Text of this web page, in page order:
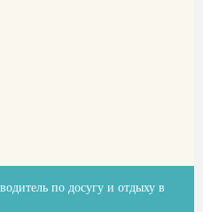
по досугу и отдыху в